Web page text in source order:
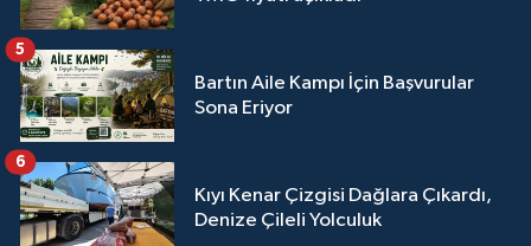
Bartın Aile Kampı İçin Başvurular
Sona Eriyor
5
Kıyı Kenar Çizgisi Dağlara Çıkardı,
Denize Çileli Yolculuk
6